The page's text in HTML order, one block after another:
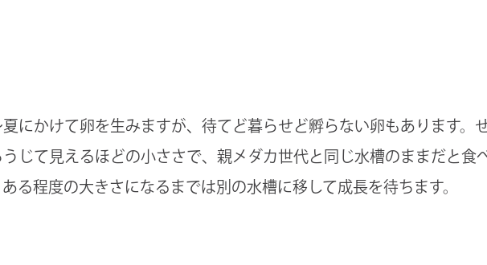
にかけて卵を生みますが、待てど暮らせど孵らない卵もあります。
うじて見えるほどの小ささで、親メダカ世代と同じ水槽のままだと食
る程度の大きさになるまでは別の水槽に移して成長を待ちます。